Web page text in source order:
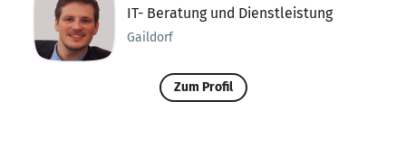
IT- Beratung und Dienstleistung
Gaildorf
Zum Profil